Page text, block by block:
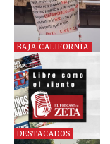
BAJA CALIFORNIA
DESTACADOS